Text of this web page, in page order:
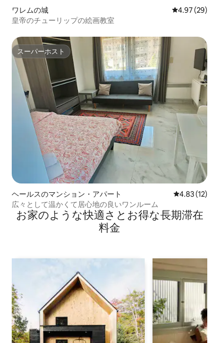
ワレムの城 レビュー29
4.97 (29)
皇帝のチューリップの絵画教室
スーパーホスト
スーパーホスト
ヘールスのマンション・アパート レビュー12
4.83 (12)
広々として温かくて居心地の良いワンルーム
お家のような快⁠適⁠さ⁠とお⁠得⁠な長⁠期⁠滞⁠在
料⁠金